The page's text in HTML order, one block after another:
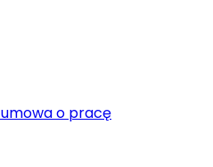
umowa o pracę